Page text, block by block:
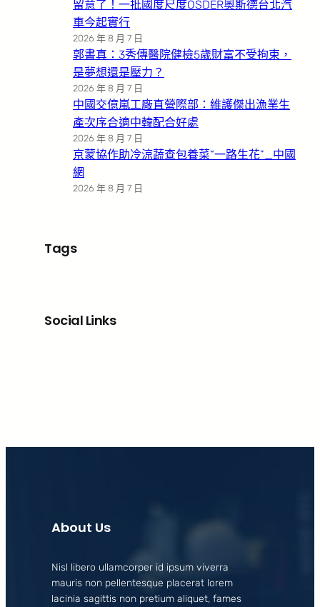
留意了！一批國度尺度OSDER奧斯德台北汽
車今起實行
2026 年 8 月 7 日
郭書真：3秀傳醫院健檢5歲財富不受拘束，
是夢想還是壓力？
2026 年 8 月 7 日
中國交億嵐工廠直營際部：維護傑出漁業生
產次序合適中韓配合好處
2026 年 8 月 7 日
京蒙協作助冷涼蔬查包養菜“一路生花”_中國
網
2026 年 8 月 7 日
Tags
Social Links
About Us
Nisl libero ullamcorper id ipsum viverra
mauris non pellentesque placerat lorem
lacinia sagittis non pretium aliquet, fames